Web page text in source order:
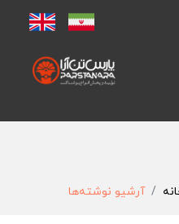
آرشیو نوشته‌ها